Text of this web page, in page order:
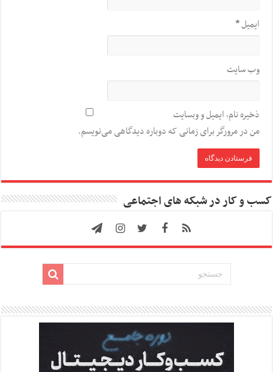
ایمیل*
وب‌ سایت
ذخیره نام، ایمیل و وبسایت
من در مرورگر برای زمانی که دوباره دیدگاهی می‌نویسم.
کسب و کار در شبکه های اجتماعی